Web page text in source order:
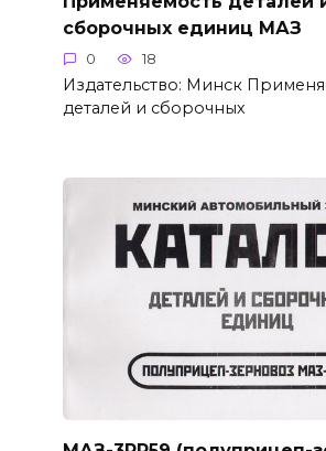
сборочных единиц МАЗ
0 18
Издательство: Минск
деталей и сборочных